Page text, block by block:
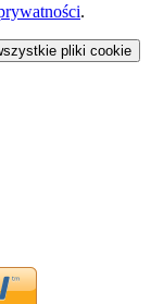
.
pliki cookie